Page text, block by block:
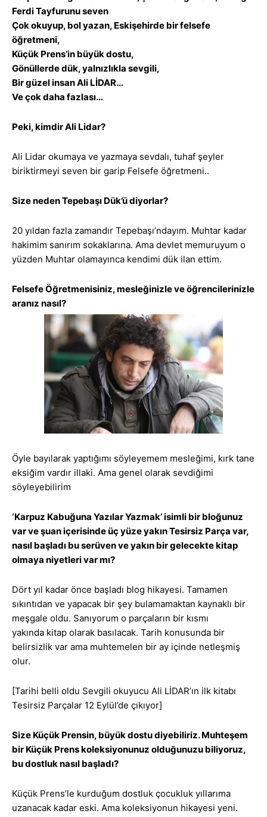
Ferdi Tayfurunu seven
Çok okuyup, bol yazan, Eskişehirde bir felsefe
öğretmeni,
Küçük Prens’in büyük dostu,
Gönüllerde dük, yalnızlıkla sevgili,
Bir güzel insan Ali LİDAR…
Ve çok daha fazlası…
Peki, kimdir Ali Lidar?
Ali Lidar okumaya ve yazmaya sevdalı, tuhaf şeyler
biriktirmeyi seven bir garip Felsefe öğretmeni..
Size neden Tepebaşı Dük’ü diyorlar?
20 yıldan fazla zamandır Tepebaşı’ndayım. Muhtar kadar
hakimim sanırım sokaklarına. Ama devlet memuruyum o
yüzden Muhtar olamayınca kendimi dük ilan ettim.
Felsefe Öğretmenisiniz, mesleğinizle ve öğrencilerinizle
aranız nasıl?
Öyle bayılarak yaptığımı söyleyemem mesleğimi, kırk tane
eksiğim vardır illaki. Ama genel olarak sevdiğimi
söyleyebilirim
‘Karpuz Kabuğuna Yazılar Yazmak’ isimli bir bloğunuz
var ve şuan içerisinde üç yüze yakın Tesirsiz Parça var,
nasıl başladı bu serüven ve yakın bir gelecekte kitap
olmaya niyetleri var mı?
Dört yıl kadar önce başladı blog hikayesi. Tamamen
sıkıntıdan ve yapacak bir şey bulamamaktan kaynaklı bir
meşgale oldu. Sanıyorum o parçaların bir kısmı
yakında kitap olarak basılacak. Tarih konusunda bir
belirsizlik var ama muhtemelen bir ay içinde netleşmiş
olur.
[Tarihi belli oldu Sevgili okuyucu Ali LİDAR’ın ilk kitabı
Tesirsiz Parçalar 12 Eylül’de çıkıyor]
Size Küçük Prensin, büyük dostu diyebiliriz. Muhteşem
bir Küçük Prens koleksiyonunuz olduğunuzu biliyoruz,
bu dostluk nasıl başladı?
Küçük Prens’le kurduğum dostluk çocukluk yıllarıma
uzanacak kadar eski. Ama koleksiyonun hikayesi yeni.